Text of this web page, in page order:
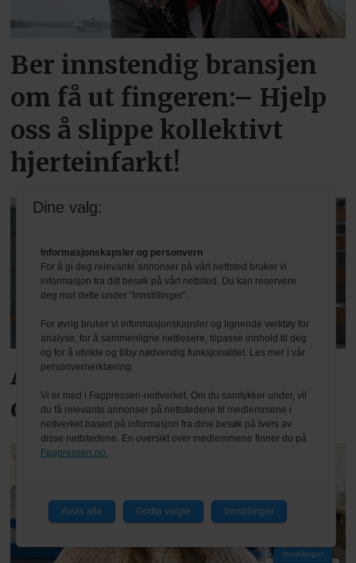
Ber innstendig bransjen
om få ut fingeren:– Hjelp
oss å slippe kollektivt
hjerteinfarkt!
Advarer bransjen mot økt
digital angrepsaktivitet
Innstillinger
Dine valg:
Informasjonskapsler og personvern
For å gi deg relevante annonser på vårt nettsted bruker vi
informasjon fra ditt besøk på vårt nettsted. Du kan reservere
deg mot dette under "Innstillinger".
For øvrig bruker vi informasjonskapsler og lignende verktøy for
analyse, for å sammenligne nettlesere, tilpasse innhold til deg
og for å utvikle og tilby nødvendig funksjonalitet. Les mer i vår
personvernerklæring.
Vi er med i Fagpressen-nettverket. Om du samtykker under, vil
du få relevante annonser på nettstedene til medlemmene i
nettverket basert på informasjon fra dine besøk på tvers av
disse nettstedene. En oversikt over medlemmene finner du på
Fagpressen.no.
Avvis alle Godta valgte Innstillinger